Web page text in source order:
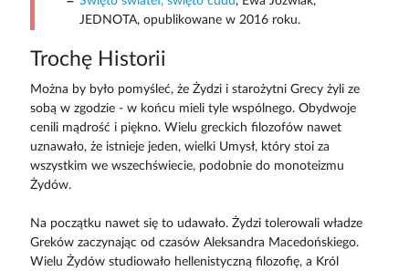
JEDNOTA, opublikowane w 2016 roku.
Trochę Historii
Można by było pomyśleć, że Żydzi i starożytni Grecy żyli ze
sobą w zgodzie - w końcu mieli tyle wspólnego. Obydwoje
cenili mądrość i piękno. Wielu greckich filozofów nawet
uznawało, że istnieje jeden, wielki Umysł, który stoi za
wszystkim we wszechświecie, podobnie do monoteizmu
Żydów.
Na początku nawet się to udawało. Żydzi tolerowali władze
Greków zaczynając od czasów Aleksandra Macedońskiego.
Wielu Żydów studiowało hellenistyczną filozofię, a Król